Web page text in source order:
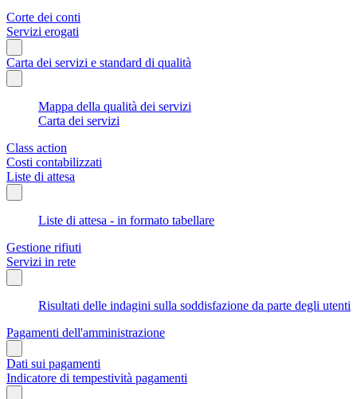
Corte dei conti
Servizi erogati
Carta dei servizi e standard di qualità
Mappa della qualità dei servizi
Carta dei servizi
Class action
Costi contabilizzati
Liste di attesa
Liste di attesa - in formato tabellare
Gestione rifiuti
Servizi in rete
Risultati delle indagini sulla soddisfazione da parte degli utenti
Pagamenti dell'amministrazione
Dati sui pagamenti
Indicatore di tempestività pagamenti